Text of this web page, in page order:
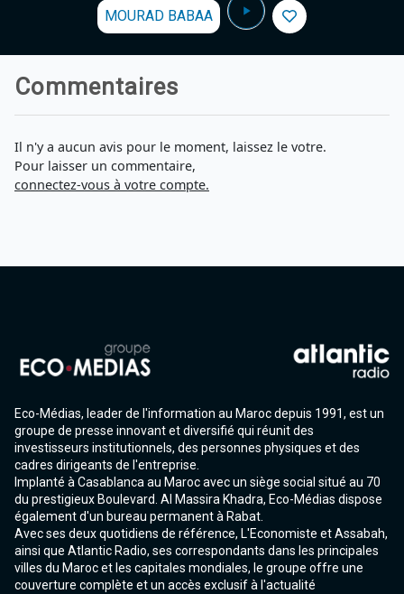
MOURAD BABAA
Commentaires
Il n'y a aucun avis pour le moment, laissez le votre.
Pour laisser un commentaire,
connectez-vous à votre compte.
Eco-Médias, leader de l'information au Maroc depuis 1991, est un
groupe de presse innovant et diversifié qui réunit des
investisseurs institutionnels, des personnes physiques et des
cadres dirigeants de l'entreprise.
Implanté à Casablanca au Maroc avec un siège social situé au 70
du prestigieux Boulevard. Al Massira Khadra, Eco-Médias dispose
également d'un bureau permanent à Rabat.
Avec ses deux quotidiens de référence, L'Economiste et Assabah,
ainsi que Atlantic Radio, ses correspondants dans les principales
villes du Maroc et les capitales mondiales, le groupe offre une
couverture complète et un accès exclusif à l'actualité